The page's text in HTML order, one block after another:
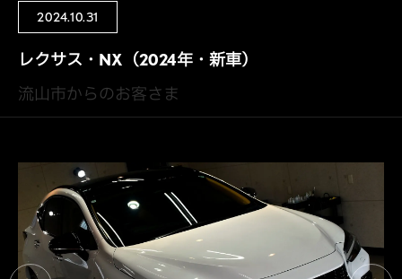
2024.10.31
レクサス・NX（2024年・新車）
流山市からのお客さま